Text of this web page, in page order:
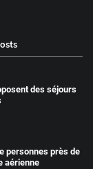
des séjours
personnes près de
aérienne